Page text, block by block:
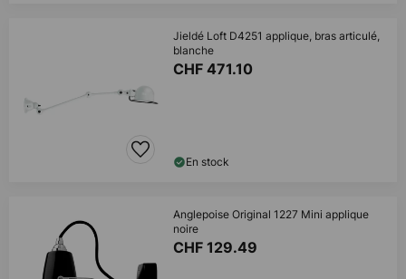
Jieldé Loft D4251 applique, bras articulé,
blanche
CHF 471.10
En stock
Anglepoise Original 1227 Mini applique
noire
CHF 129.49